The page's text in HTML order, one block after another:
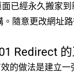
已經永久搬家
隨意更改網址
Redirect
的做法是建立